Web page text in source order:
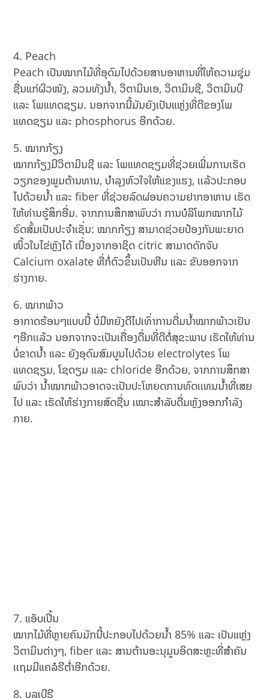
Peach
Peach ເປັນໝາກໄມ້ທີ່ອຸດົມໄປດ້ວຍສານອາຫານທີ່ໃຫ້ຄວາມຊຸ່ມ
ຊື່ນແກ່ຜິວໜັງ, ລວມທັງນໍ້າ, ວິຕາມິນເອ, ວິຕາມິນຊີ, ວິຕາມິນບີ
ແລະ ໂພແທດຊຽມ. ນອກຈາກນີ້ມັນຍັງເປັນແຫຼ່ງທີ່ດີຂອງໂພ
ແທດຊຽມ ແລະ phosphorus ອີກດ້ວຍ.
ໝາກກ້ຽງ
ໝາກກ້ຽງມີວິຕາມິນຊີ ແລະ ໂພແທດຊຽມທີ່ຊ່ວຍເພີ່ມການເຮັດ
ວຽກຂອງພູມຕ້ານທານ, ບຳລຸງຫົວໃຈໃຫ້ແຂງແຮງ, ເເລ້ວປະກອບ
ໄປດ້ວຍນໍ້າ ແລະ fiber ທີ່ຊ່ວຍລົດຜ່ອນຄວາມຢາກອາຫານ ເຮັດ
ໃຫ້ທ່ານຮູ້ສຶກອີ່ມ. ຈາກການສຶກສາພົບວ່າ ການບໍລິໂພກໝາກໄມ້
ຣົດສົ້ມເປັນປະຈຳເຊັ່ນ: ໝາກກ້ຽງ ສາມາດຊ່ວຍປ້ອງກັນພະຍາດ
ໜິ້ວໃນໄຂ່ຫຼັງໄດ້ ເນື່ອງຈາກອາຊິດ citric ສາມາດດັກຈັບ
Calcium oxalate ທີ່ກໍ່ຕົວຂຶ້ນເປັນຫີນ ແລະ ຂັບອອກຈາກ
ຮ່າງກາຍ.
ໝາກພ້າວ
ອາກາດຮ້ອນໆແບບນີ້ ບໍ່ມີຫຍັງດີໄປເທົ່າການດື່ມນ້ຳໝາກພ້າວເຢັນ
ໆອີກເເລ້ວ ນອກຈາກຈະເປັນເຄື່ອງດື່ມທີ່ດີຕໍ່ສຸຂະພາບ ເຮັດ​ໃຫ້​ທ່ານ​
ບໍ່ຂາດນ້ຳ ແລະ ຍັງອຸດົມສົມບູນໄປດ້ວຍ electrolytes ໂພ
ແທດຊຽມ, ໂຊດຽມ ແລະ chloride ອີກດ້ວຍ, ຈາກການສຶກສາ
ພົບວ່າ ນໍ້າໝາກພ້າວອາດຈະເປັນປະໂຫຍດການທົດເເທນນ້ຳທີ່ເສຍ
ໄປ ແລະ ເຮັດໃຫ້ຮ່າງກາຍສົດຊື່ນ ເໝາະສຳລັບດື່ມຫຼັງອອກກຳລັງ
ກາຍ.
ແອັບເປິ້ນ
ໝາກໄມ້ທີ່ຫຼາຍຄົນມັກນີ້ປະກອບໄປດ້ວຍນ້ຳ 85% ແລະ ເປັນແຫຼ່ງ
ວິຕາມິນຕ່າງໆ, fiber ແລະ ສານຕ້ານອະນຸມູນອິດສະຫຼະທີ່ສໍາຄັນ
ເເຖມມີແຄລໍຣີຕໍ່າອີກດ້ວຍ.
ບລູເບີຣີ